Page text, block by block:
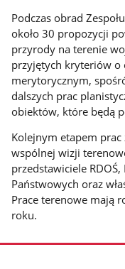
Podczas obrad
około 30 propozycji
przyrody na terenie
przyjętych kryteriów o
merytorycznym,
dalszych prac
obiektów, które będą
Kolejnym etapem prac
wspólnej wizji
przedstawiciele
Państwowych oraz
Prace terenowe mają
roku.